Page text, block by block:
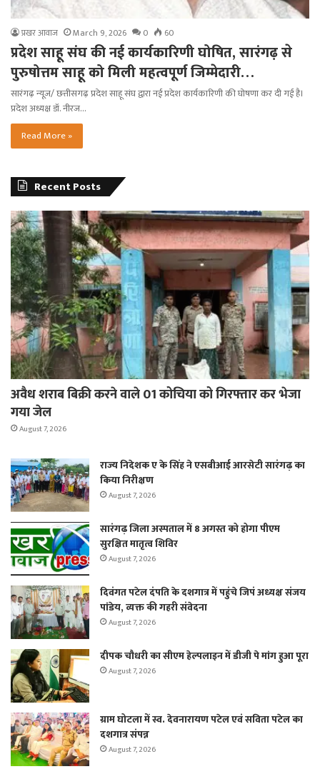
प्रखर आवाज March 9, 2026 0 60
प्रदेश साहू संघ की नई कार्यकारिणी घोषित, सारंगढ़ से
पुरुषोत्तम साहू को मिली महत्वपूर्ण जिम्मेदारी…
सारंगढ़ न्यूज़/ छत्तीसगढ़ प्रदेश साहू संघ द्वारा नई प्रदेश कार्यकारिणी की घोषणा कर दी गई है।
प्रदेश अध्यक्ष डॉ. नीरज…
Read More »
Recent Posts
अवैध शराब बिक्री करने वाले 01 कोचिया को गिरफ्तार कर भेजा
गया जेल
August 7, 2026
राज्य निदेशक ए के सिंह ने एसबीआई आरसेटी सारंगढ़ का
किया निरीक्षण
August 7, 2026
सारंगढ़ जिला अस्पताल में 8 अगस्त को होगा पीएम
सुरक्षित मातृत्व शिविर
August 7, 2026
दिवंगत पटेल दंपति के दशगात्र में पहुंचे जिपं अध्यक्ष संजय
पांडेय, व्यक्त की गहरी संवेदना
August 7, 2026
दीपक चौधरी का सीएम हेल्पलाइन में डीजी पे मांग हुआ पूरा
August 7, 2026
ग्राम घोटला में स्व. देवनारायण पटेल एवं सविता पटेल का
दशगात्र संपन्न
August 7, 2026